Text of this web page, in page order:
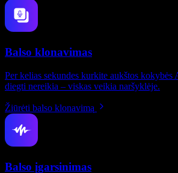
Balso klonavimas
Per kelias sekundes kurkite aukštos
diegti nereikia – viskas veikia naršyklėje.
Žiūrėti balso klonavimą
Balso įgarsinimas